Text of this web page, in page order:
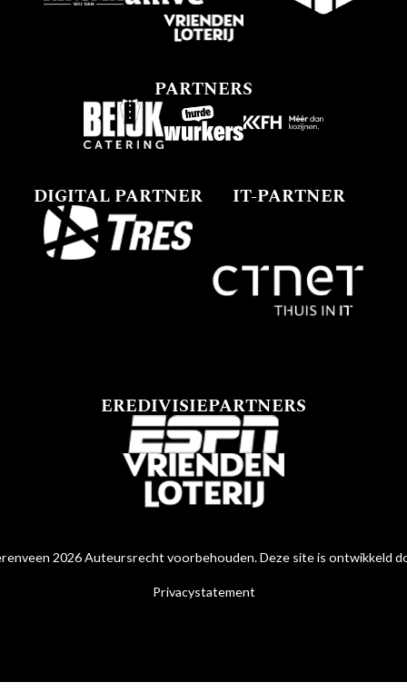
PARTNERS
DIGITAL PARTNER IT-PARTNER
EREDIVISIEPARTNERS
2026 Auteursrecht voorbehouden. Deze site is ontwikkeld
Privacystatement